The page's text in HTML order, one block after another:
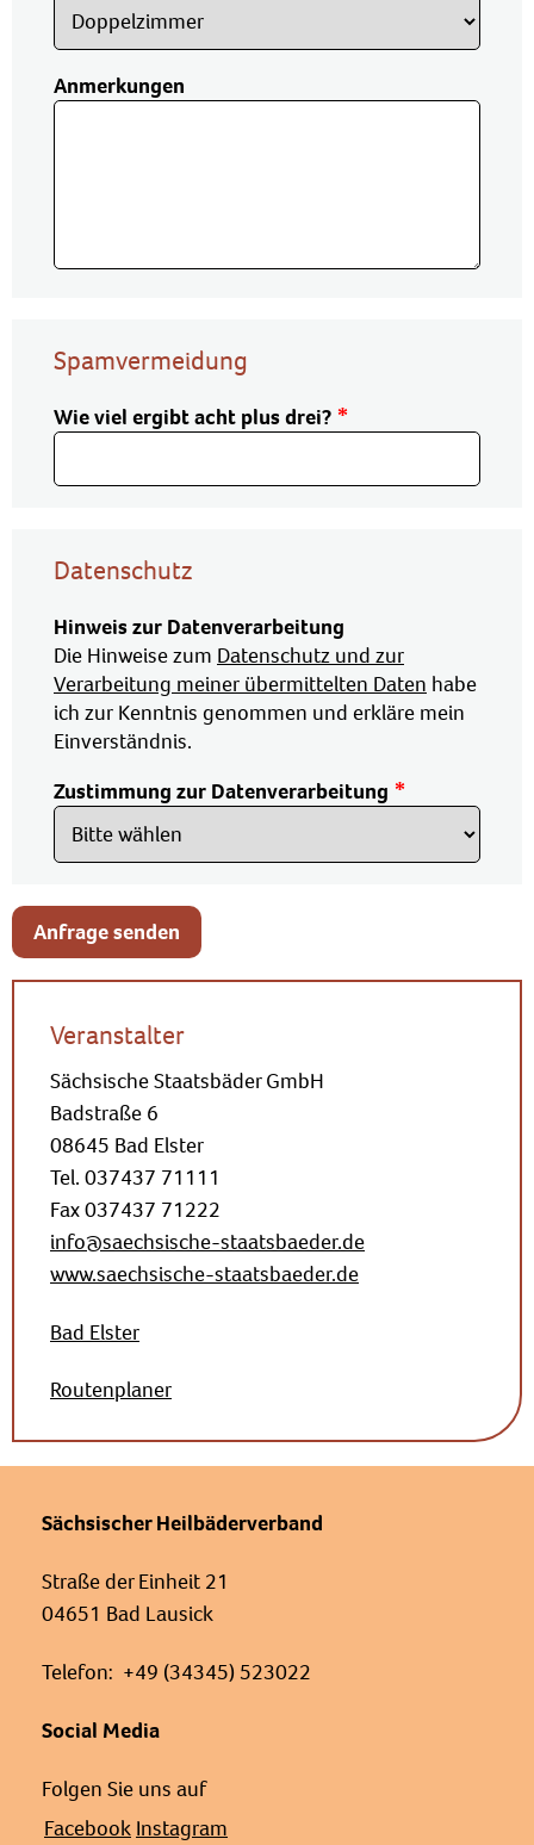
Anmerkungen
Spamvermeidung
Wie viel ergibt acht plus drei?
Datenschutz
Hinweis zur Datenverarbeitung
Die Hinweise zum Datenschutz und zur
Verarbeitung meiner übermittelten Daten habe
ich zur Kenntnis genommen und erkläre mein
Einverständnis.
Zustimmung zur Datenverarbeitung
Anfrage senden
Veranstalter
Sächsische Staatsbäder GmbH
Badstraße 6
08645 Bad Elster
Tel. 037437 71111
Fax 037437 71222
info@saechsische-staatsbaeder.de
www.saechsische-staatsbaeder.de
Bad Elster
Routenplaner
Sächsischer Heilbäderverband
Straße der Einheit 21
04651 Bad Lausick
Telefon: +49 (34345) 523022
Social Media
Folgen Sie uns auf
Facebook Instagram